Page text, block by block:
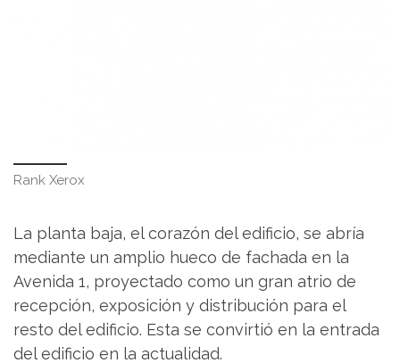
Rank Xerox
La planta baja, el corazón del edificio, se abría
mediante un amplio hueco de fachada en la
Avenida 1, proyectado como un gran atrio de
recepción, exposición y distribución para el
resto del edificio. Esta se convirtió en la entrada
del edificio en la actualidad.